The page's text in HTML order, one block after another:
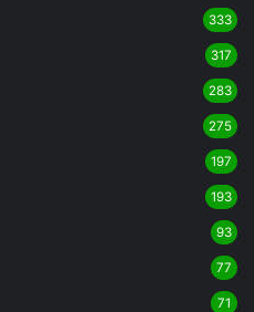
333
317
283
275
197
193
93
77
71